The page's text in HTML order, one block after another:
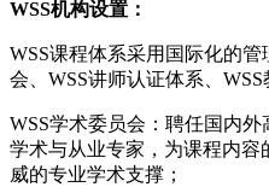
WSS机构设置：
WSS课程体系采用国际化的
会、WSS讲师认证体系、WSS
WSS学术委员会：聘任国内
学术与从业专家，为课程内
威的专业学术支撑；